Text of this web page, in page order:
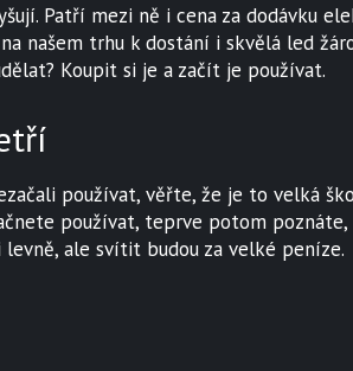
Patří mezi ně i cena za dodávku
našem trhu k dostání i skvělá led
Koupit si je a začít je používat.
používat, věřte, že je to velká
používat, teprve potom
ale svítit budou za velké peníze.